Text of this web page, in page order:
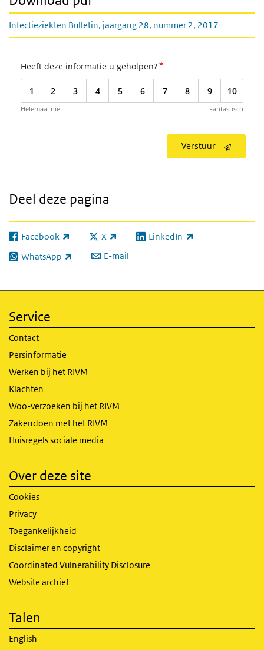
Infectieziekten Bulletin, jaargang 28, nummer 2, 2017
Heeft deze informatie u geholpen?*
1 2 3 4 5 6 7 8 9 10
Helemaal niet Fantastisch
Verstuur
Deel deze pagina
Facebook
(externe link) X
(externe link) LinkedIn
(externe link)
WhatsApp
(externe link) E-mail
Service
Contact
Persinformatie
Werken bij het RIVM
Klachten
Woo-verzoeken bij het RIVM
Zakendoen met het RIVM
Huisregels sociale media
Over deze site
Cookies
Privacy
Toegankelijkheid
Disclaimer en copyright
Coordinated Vulnerability Disclosure
Website archief
Talen
English